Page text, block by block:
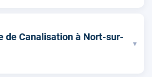
de Canalisation à Nort-sur-
▾